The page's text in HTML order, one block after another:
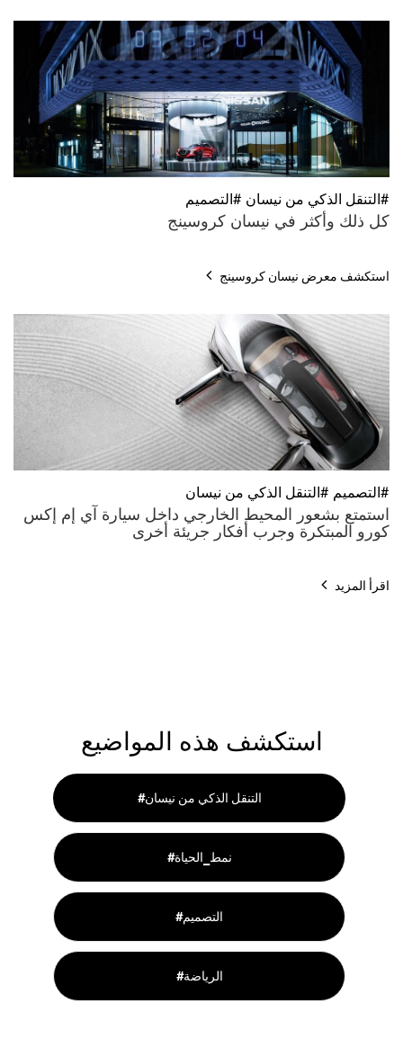
#التنقل الذكي من نيسان #التصميم
كل ذلك وأكثر في نيسان كروسينج
استكشف معرض نيسان كروسينج
#التصميم #التنقل الذكي من نيسان
استمتع بشعور المحيط الخارجي داخل سيارة آي إم إكس
كورو المبتكرة وجرب أفكار جريئة أخرى
اقرأ المزيد
استكشف هذه المواضيع
#التنقل الذكي من نيسان
#نمط_الحياة
#التصميم
#الرياضة